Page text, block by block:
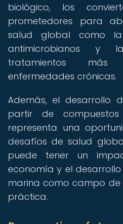
biológico, los
prometedores para
salud global como
antimicrobianos y
tratamientos
enfermedades crónicas.
Además, el desarrollo
partir de
representa una
desafíos de salud
puede tener un
economía y el
marina como campo de
práctica.